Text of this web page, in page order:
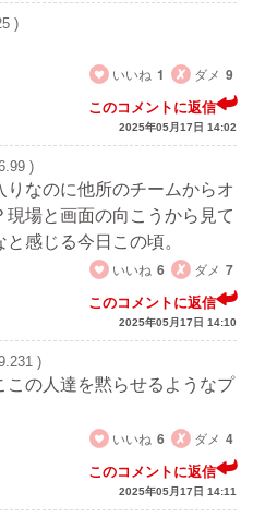
)
いいね 1 ダメ 9
このコメントに返信
2025年05月17日 14:02
)
なのに他所のチームからオ
場と画面の向こうから見て
感じる今日この頃。
いいね 6 ダメ 7
このコメントに返信
2025年05月17日 14:10
)
この人達を黙らせるようなプ
いいね 6 ダメ 4
このコメントに返信
2025年05月17日 14:11